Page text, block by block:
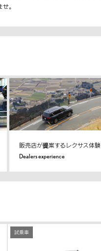
。
販売店が提案するレクサス体験
Dealers experience
試乗車